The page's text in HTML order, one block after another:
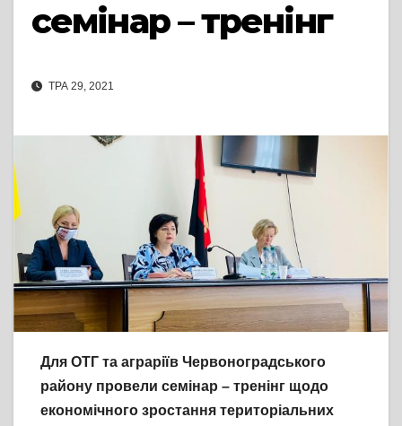
семінар – тренінг
ТРА 29, 2021
Для ОТГ та аграріїв Червоноградського
району провели семінар – тренінг щодо
економічного зростання територіальних